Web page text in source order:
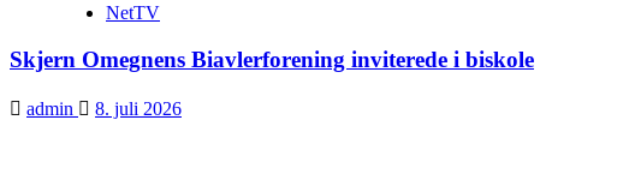
NetTV
Skjern Omegnens Biavlerforening inviterede i biskole
admin 8. juli 2026